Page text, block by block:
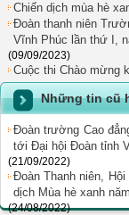
Chiến dịch mùa hè
Đoàn thanh niên
Vĩnh Phúc lần thứ I,
(09/09/2023)
Cuộc thi Chào mừng
Những tin cũ
Đoàn trường Cao
tới Đại hội Đoàn tỉnh
(21/09/2022)
Đoàn Thanh niên,
dịch Mùa hè xanh
(24/08/2022)